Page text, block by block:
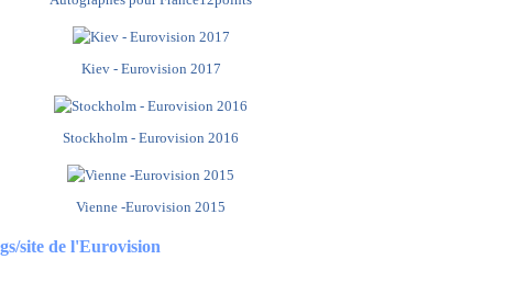
Kiev - Eurovision 2017
Stockholm - Eurovision 2016
Vienne -Eurovision 2015
site de l'Eurovision